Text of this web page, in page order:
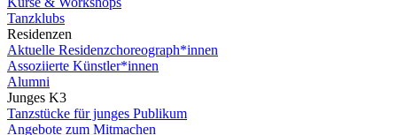
Tanzklubs
Residenzen
Aktuelle Residenzchoreograph*innen
Assoziierte Künstler*innen
Alumni
Junges K3
Tanzstücke für junges Publikum
Angebote zum Mitmachen